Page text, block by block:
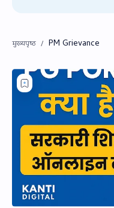
PM Grievance